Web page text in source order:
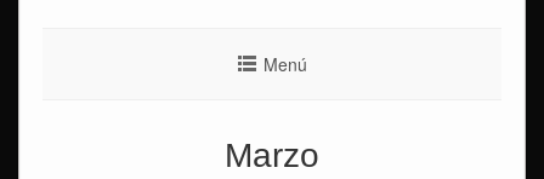
Menú
Marzo